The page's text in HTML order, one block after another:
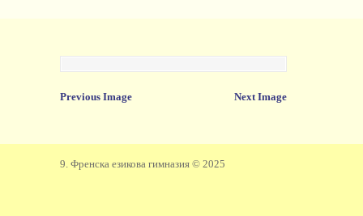
Previous Image Next Image
9. Френска езикова гимназия © 2025